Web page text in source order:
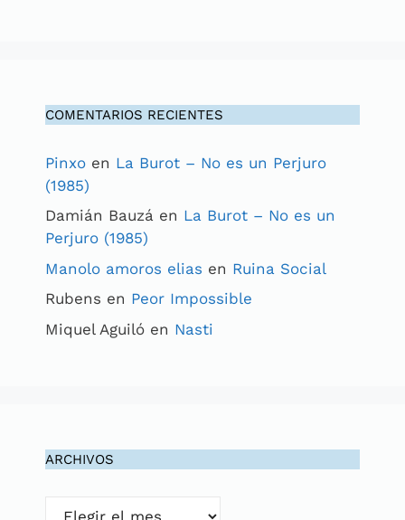
COMENTARIOS RECIENTES
Pinxo en La Burot – No es un Perjuro
(1985)
Damián Bauzá en La Burot – No es un
Perjuro (1985)
Manolo amoros elias en Ruina Social
Rubens en Peor Impossible
Miquel Aguiló en Nasti
ARCHIVOS
Archivos